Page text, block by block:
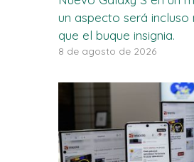
un aspecto será incluso
que el buque insignia.
8 de agosto de 2026